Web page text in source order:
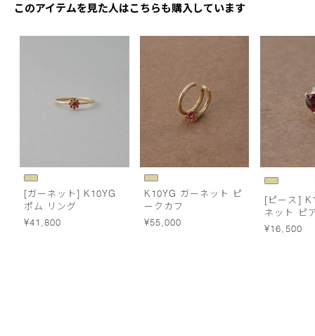
このアイテムを見た人はこちらも購入しています
[ガーネット] K10YG
ポム リング
¥41,800
K10YG ガーネット ピ
ークカフ
¥55,000
[ピース]
ネット ピ
¥16,500